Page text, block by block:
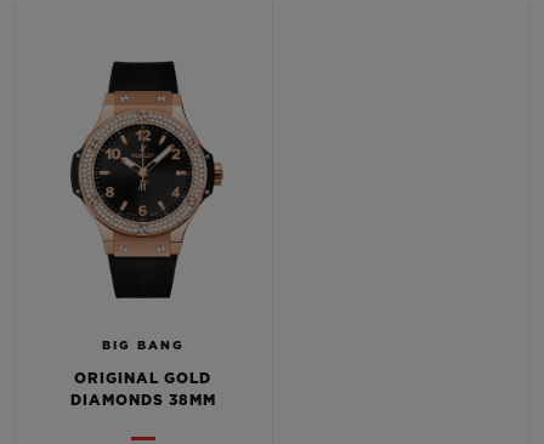
BIG BANG
ORIGINAL GOLD
DIAMONDS 38MM